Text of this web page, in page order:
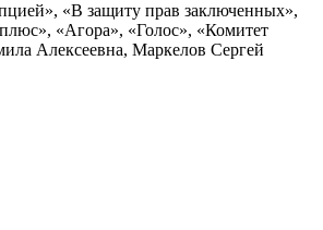
«В защиту прав заключенных»,
«Агора», «Голос», «Комитет
Алексеевна, Маркелов Сергей